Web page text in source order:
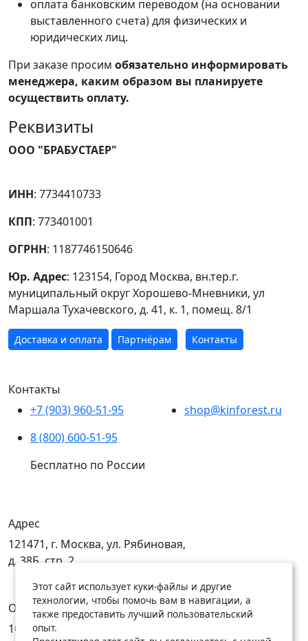
оплата банковским переводом (на основании
выставленного счета) для физических и
юридических лиц.
При заказе просим обязательно информировать
менеджера, каким образом вы планируете
осуществить оплату.
Реквизиты
ООО "БРАБУСТАЕР"
ИНН: 7734410733
КПП: 773401001
ОГРНН: 1187746150646
Юр. Адрес: 123154, Город Москва, вн.тер.г.
муниципальный округ Хорошево-Мневники, ул
Маршала Тухачевского, д. 41, к. 1, помещ. 8/1
Доставка и оплата Партнёрам Контакты
Контакты
+7 (903) 960-51-95
8 (800) 600-51-95
Бесплатно по России
shop@kinforest.ru
Адрес
121471, г. Москва, ул. Рябиновая,
д. 38Б, стр. 2
Открыты
10:00 — 19:00
Этот сайт использует куки-файлы и другие
технологии, чтобы помочь вам в навигации, а
также предоставить лучший пользовательский
опыт.